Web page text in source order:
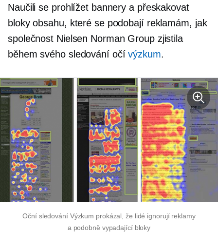
Naučili se prohlížet bannery a přeskakovat
bloky obsahu, které se podobají reklamám, jak
společnost Nielsen Norman Group zjistila
během svého sledování očí výzkum.
Oční sledováníVýzkum prokázal, že lidé ignorují reklamy
a podobně vypadajícíbloky